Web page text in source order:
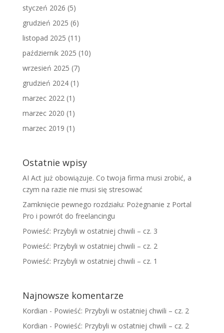
styczeń 2026 (5)
grudzień 2025 (6)
listopad 2025 (11)
październik 2025 (10)
wrzesień 2025 (7)
grudzień 2024(1)
marzec 2022(1)
marzec 2020 (1)
marzec 2019 (1)
Ostatnie wpisy
AI Act już obowiązuje. Co twoja firma musi zrobić, a
czym na razie nie musi się stresować
Zamknięcie pewnego rozdziału: Pożegnanie z Portal
Pro i powrót do freelancingu
Powieść: Przybyli w ostatniej chwili – cz. 3
Powieść: Przybyli w ostatniej chwili – cz. 2
Powieść: Przybyli w ostatniej chwili – cz. 1
Najnowsze komentarze
Kordian - Powieść: Przybyli w ostatniej chwili – cz. 2
Kordian - Powieść: Przybyli w ostatniej chwili – cz. 2